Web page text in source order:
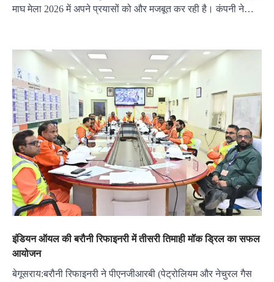
माघ मेला 2026 में अपने प्रयासों को और मजबूत कर रही है। कंपनी ने…
इंडियन ऑयल की बरौनी रिफाइनरी में तीसरी तिमाही मॉक ड्रिल का सफल
आयोजन
बेगूसराय:बरौनी रिफाइनरी ने पीएनजीआरबी (पेट्रोलियम और नेचुरल गैस